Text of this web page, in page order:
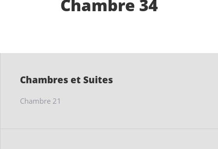
Chambre 34
Chambres et Suites
Chambre 21